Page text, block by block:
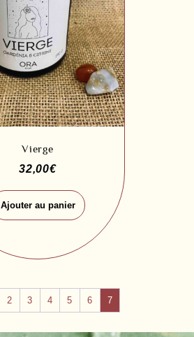
Vierge
32,00€
Ajouter au panier
2 3 4 5 6 7